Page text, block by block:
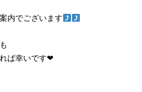
内でございます
ば幸いです❤︎